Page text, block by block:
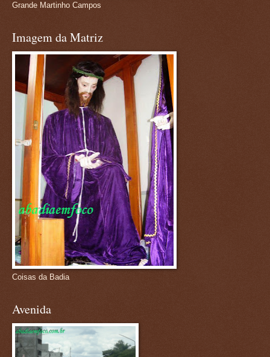
Grande Martinho Campos
Imagem da Matriz
Coisas da Badia
Avenida